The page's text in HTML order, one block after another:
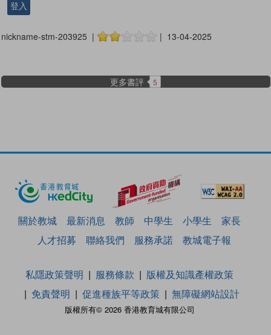
登入
nickname-stm-203925 | | 13-04-2025
更多書評 5
關於教城 最新消息 教師 中學生 小學生
家長
人才招募
聯絡我們 服務承諾 教城電子報
版權所有© 2026 香港教育城有限公司
私隱政策聲明 服務條款
版權及知識產權政策
免責聲明
促進種族平等政策 無障礙網站設計